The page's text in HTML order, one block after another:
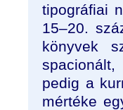
tipográfiai
15–20.
könyvek
pedig a
mértéke